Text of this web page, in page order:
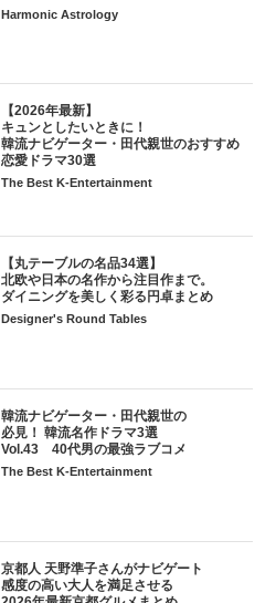
Harmonic Astrology
【2026年最新】
キュンとしたいときに！
韓流ナビゲーター・田代親世のおすすめ
恋愛ドラマ30選
The Best K-Entertainment
【丸テーブルの名品34選】
北欧や日本の名作から注目作まで。
ダイニングを美しく彩る円卓まとめ
Designer's Round Tables
韓流ナビゲーター・田代親世の
必見！ 韓流名作ドラマ3選
Vol.43 40代男の最強ラブコメ
The Best K-Entertainment
京都人 天野準子さんがナビゲート
感度の高い大人を満足させる